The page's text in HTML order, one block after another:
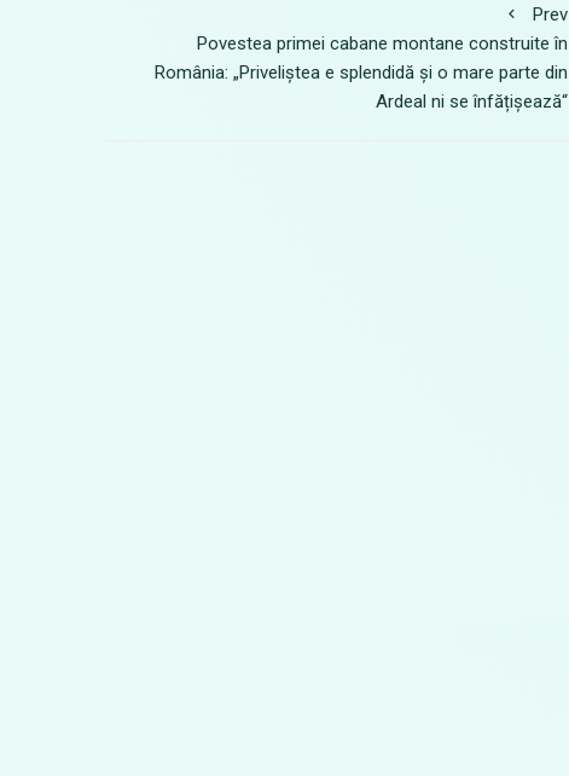
Prev
Povestea primei cabane montane construite în
România: „Priveliștea e splendidă și o mare parte din
Ardeal ni se înfățișează“